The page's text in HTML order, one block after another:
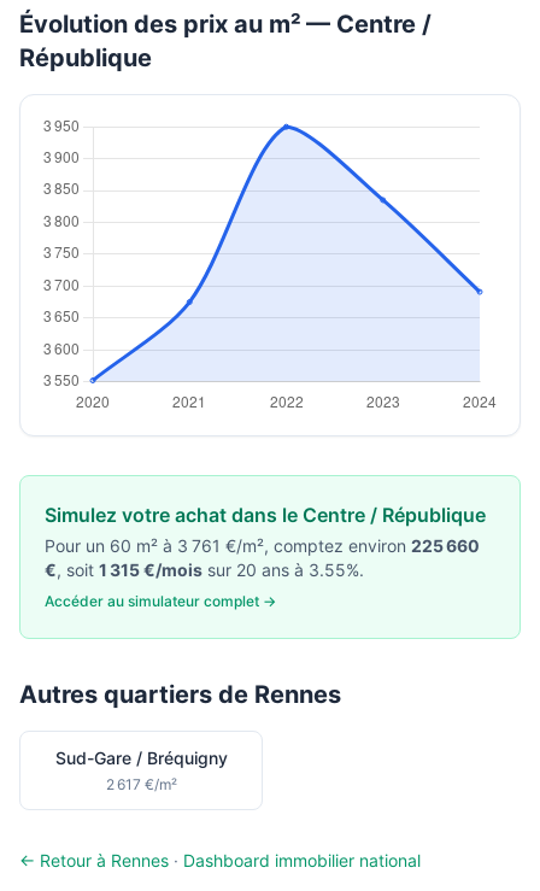
Évolution des prix au m² — Centre /
République
Simulez votre achat dans le Centre / République
Pour un 60 m² à 3 761 €/m², comptez environ 225 660
€, soit 1 315 €/mois sur 20 ans à 3.55%.
Accéder au simulateur complet →
Autres quartiers de Rennes
Sud-Gare / Bréquigny
2 617 €/m²
← Retour à Rennes · Dashboard immobilier national